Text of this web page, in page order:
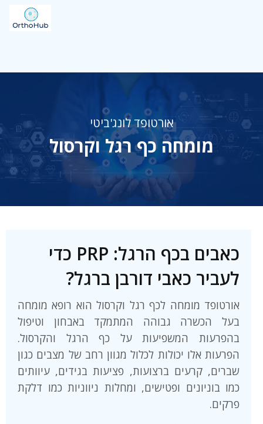
אורטופד לונג'ביטי
מומחה כף רגל וקרסול
כאבים בכף הרגל: PRP כדי
לעביר כאבי דורבן ברגל?
אורטופד מומחה לכף רגל וקרסול הוא רופא מומחה
בעל הכשרה גבוהה המתמקד באבחון וטיפול
בהפרעות המשפיעות על כף הרגל והקרסול.
הפרעות אלו יכולות לכלול מגוון רחב של מצבים כגון
שברים, קרעים ברצועות, פציעות בגידים, עיוותים
כמו בוניונים ופטישים, ומחלות ניווניות כמו דלקת
פרקים.